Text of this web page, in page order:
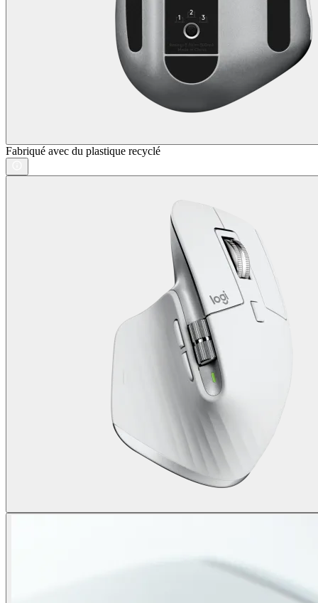
Fabriqué avec du plastique recyclé